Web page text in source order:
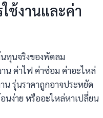
ช้งานและค่า
ทุนจริงของพัดลม
าน ค่าไฟ ค่าซ่อม ค่าอะไหล่
น รุ่นราคาถูกอาจประหยัด
นง่าย หรืออะไหล่หาเปลี่ยน